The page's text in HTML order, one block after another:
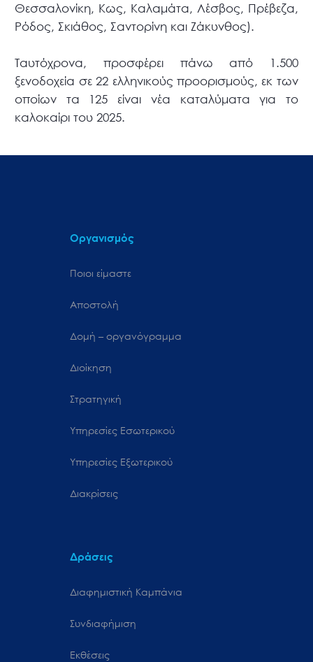
Θεσσαλονίκη, Κως, Καλαμάτα, Λέσβος, Πρέβεζα,
Ρόδος, Σκιάθος, Σαντορίνη και Ζάκυνθος).
Ταυτόχρονα, προσφέρει πάνω από 1.500
ξενοδοχεία σε 22 ελληνικούς προορισμούς, εκ των
οποίων τα 125 είναι νέα καταλύματα για το
καλοκαίρι του 2025.
Οργανισμός
Ποιοι είμαστε
Αποστολή
Δομή – οργανόγραμμα
Διοίκηση
Στρατηγική
Υπηρεσίες Εσωτερικού
Υπηρεσίες Εξωτερικού
Διακρίσεις
Δράσεις
Διαφημιστική Καμπάνια
Συνδιαφήμιση
Εκθέσεις